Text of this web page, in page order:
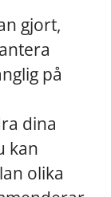
gjort,
på
dina
kan
olika